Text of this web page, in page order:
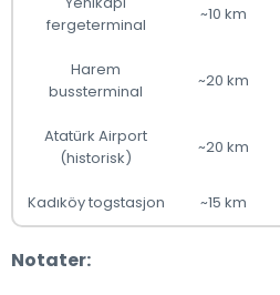
fergeterminal
~10 km
Harem
bussterminal
~20 km
Atatürk Airport
(historisk)
~20 km
Kadıköy togstasjon ~15 km
Notater: